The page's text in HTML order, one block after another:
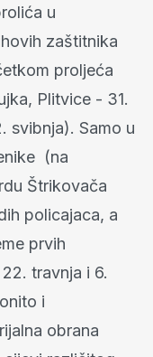
u
zaštitnika
proljeća
Plitvice - 31.
svibnja). Samo u
(na
Štrikovača
policajaca, a
prvih
travnja i 6.
i
obrana